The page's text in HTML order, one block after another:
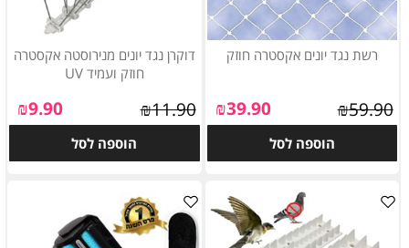
רשת נגד יונים אקסטרה חוזק
₪59.90
₪39.90
הוספה לסל
דוקרן נגד יונים מנירוסטה אקסטרה
חוזק ועמיד UV
₪11.90
₪9.90
הוספה לסל